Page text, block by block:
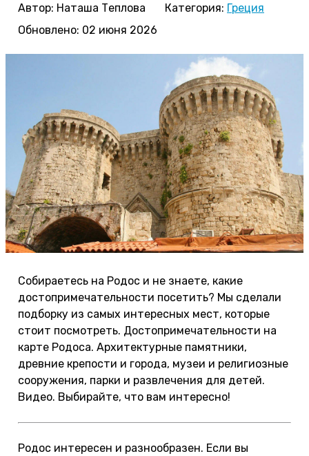
Автор: Наташа Теплова Категория: Греция
Обновлено: 02 июня 2026
Собираетесь на Родос и не знаете, какие
достопримечательности посетить? Мы сделали
подборку из самых интересных мест, которые
стоит посмотреть. Достопримечательности на
карте Родоса. Архитектурные памятники,
древние крепости и города, музеи и религиозные
сооружения, парки и развлечения для детей.
Видео. Выбирайте, что вам интересно!
Родос интересен и разнообразен. Если вы